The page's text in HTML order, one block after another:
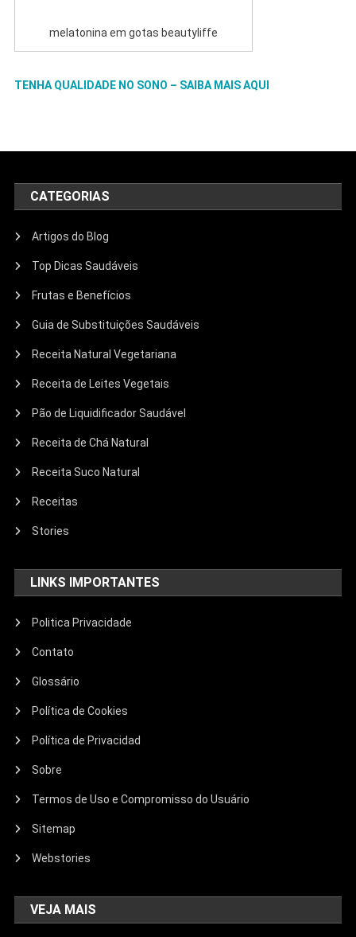
melatonina em gotas beautyliffe
TENHA QUALIDADE NO SONO – SAIBA MAIS AQUI
CATEGORIAS
Artigos do Blog
Top Dicas Saudáveis
Frutas e Benefícios
Guia de Substituições Saudáveis
Receita Natural Vegetariana
Receita de Leites Vegetais
Pão de Liquidificador Saudável
Receita de Chá Natural
Receita Suco Natural
Receitas
Stories
LINKS IMPORTANTES
Politica Privacidade
Contato
Glossário
Política de Cookies
Política de Privacidad
Sobre
Termos de Uso e Compromisso do Usuário
Sitemap
Webstories
VEJA MAIS